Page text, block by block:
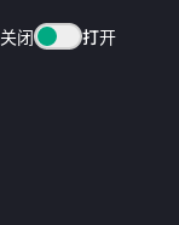
关闭 打开